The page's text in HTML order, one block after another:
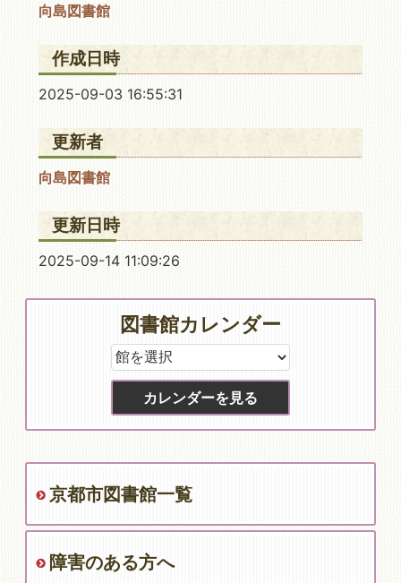
向島図書館
作成日時
2025-09-03 16:55:31
更新者
向島図書館
更新日時
2025-09-14 11:09:26
図書館カレンダー
京都市図書館一覧
障害のある方へ